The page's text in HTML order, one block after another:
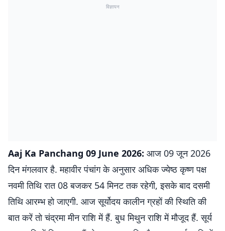
विज्ञापन
Aaj Ka Panchang 09 June 2026: आज 09 जून 2026
दिन मंगलवार है. महावीर पंचांग के अनुसार अधिक ज्येष्ठ कृष्ण पक्ष
नवमी तिथि रात 08 बजकर 54 मिनट तक रहेगी, इसके बाद दसमी
तिथि आरम्भ हो जाएगी. आज सूर्योदय कालीन ग्रहों की स्थिति की
बात करें तो चंद्रमा मीन राशि में हैं. बुध मिथुन राशि में मौजूद हैं. सूर्य